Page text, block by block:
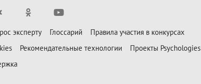
эксперту Глоссарий
Правила участия в конкурсах
Рекомендательные технологии
Проекты Psychologies